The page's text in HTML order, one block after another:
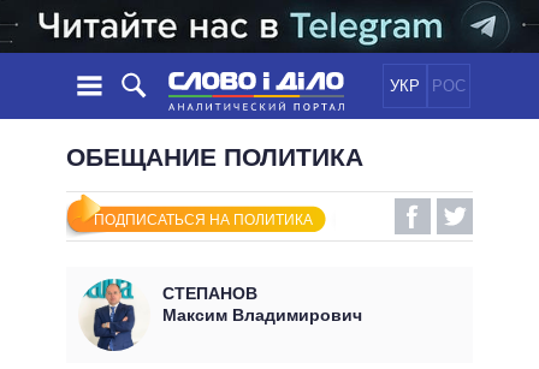
УКР РОС
НОВОСТИ
ЛЕНТА
СОБЫТИЯ
СТАТЬИ
МНЕНИЯ
ОБЗОРЫ
ПОЛИТИКА
ЭКОНОМИКА
МИР
ОБЕЩАНИЯ
ВСЕ ПОЛИТИКИ
ПРЕЗИДЕНТ И ОФИС
ИНФОГРАФИКА
ОБЕЩАНИЕ ПОЛИТИКА
ПОДПИСАТЬСЯ НА ПОЛИТИКА
СТЕПАНОВ
Максим Владимирович